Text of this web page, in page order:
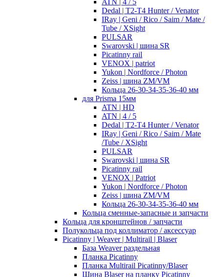
ATN | 4 / 5
Dedal | T2-T4 Hunter / Venator
IRay | Geni / Rico / Saim / Mate /
Tube / XSight
PULSAR
Swarovski | шина SR
Picatinny rail
VENOX | patriot
Yukon | Nordforce / Photon
Zeiss | шина ZM/VM
Кольца 26-30-34-35-36-40 мм
для Prisma 15мм
ATN | HD
ATN | 4 / 5
Dedal | T2-T4 Hunter / Venator
IRay | Geni / Rico / Saim / Mate
/Tube / XSight
PULSAR
Swarovski | шина SR
Picatinny rail
VENOX | Patriot
Yukon | Nordforce / Photon
Zeiss | шина ZM/VM
Кольца 26-30-34-35-36-40 мм
Кольца сменные-запасные и запчасти
Кольца для кронштейнов / запчасти
Полукольца под коллиматор / аксессуар
Picatinny | Weaver | Multirail | Blaser
База Weaver раздельная
Планка Picatinny
Планка Multirail Picatinny/Blaser
Шина Blaser на планку Picatinny